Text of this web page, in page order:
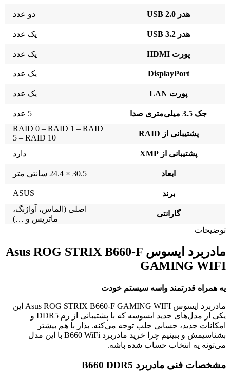
هدر USB 2.0 دو عدد
هدر USB 3.2 یک عدد
پورت HDMI یک عدد
DisplayPort یک عدد
پورت LAN یک عدد
جک 3.5 میلی‌متری صدا 5 عدد
پشتیبانی از RAID
RAID 0 – RAID 1 – RAID
5 – RAID 10
پشتیبانی از XMP
دارد
ابعاد 30.5 × 24.4 سانتی متر
برند ASUS
گارانتی
اصلی (الماس، آواژنگ،
ماتریس و …)
توضیحات
مادربرد ایسوس Asus ROG STRIX B660-F
GAMING WIFI
یه همراه قدرتمند واسه سیستم خودت
مادربرد ایسوس Asus ROG STRIX B660-F GAMING WIFI این
یکی از مدل‌های جدید ایسوسه که با پشتیبانی از رم DDR5 و
امکانات جدید، حسابی جلب توجه می‌کنه. بذار با هم بیشتر
بشناسیمش و ببینیم چرا خرید مادربرد B660 WiFi با این مدل
می‌تونه یه انتخاب حساب شده باشه.
مشخصات فنی مادربرد B660 DDR5